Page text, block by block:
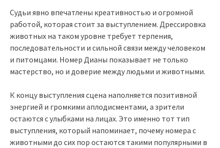
Судьи явно впечатлены креативностью и огромной
работой, которая стоит за выступлением. Дрессировка
животных на таком уровне требует терпения,
последовательности и сильной связи между человеком
и питомцами. Номер Дианы показывает не только
мастерство, но и доверие между людьми и животными.
К концу выступления сцена наполняется позитивной
энергией и громкими аплодисментами, а зрители
остаются с улыбками на лицах. Это именно тот тип
выступления, который напоминает, почему номера с
животными до сих пор остаются такими популярными в